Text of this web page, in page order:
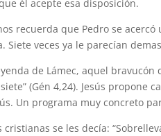
él acepte esa disposición.
recuerda que Pedro se
veces ya le parecían
de Lámec, aquel bravucón
(Gén 4,24). Jesús propone
Un programa muy concreto
se les decía: